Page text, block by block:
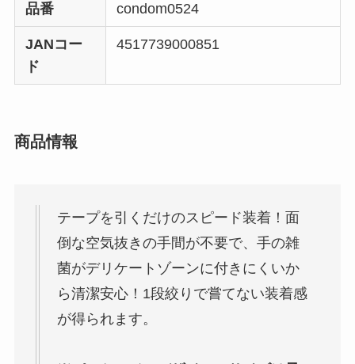
品番 condom0524
JANコー
ド
4517739000851
商品情報
テープを引くだけのスピード装着！面
倒な空気抜きの手間が不要で、手の雑
菌がデリケートゾーンに付きにくいか
ら清潔安心！1段絞りで嘗てない装着感
が得られます。